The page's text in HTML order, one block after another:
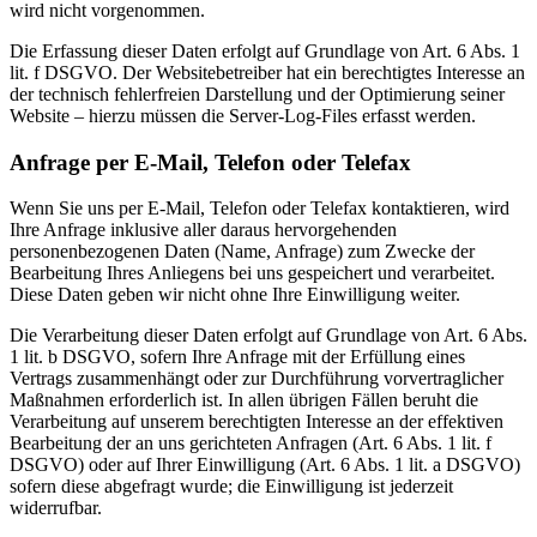
wird nicht vorgenommen.
Die Erfassung dieser Daten erfolgt auf Grundlage von Art. 6 Abs. 1
lit. f DSGVO. Der Websitebetreiber hat ein berechtigtes Interesse an
der technisch fehlerfreien Darstellung und der Optimierung seiner
Website – hierzu müssen die Server-Log-Files erfasst werden.
Anfrage per E-Mail, Telefon oder Telefax
Wenn Sie uns per E-Mail, Telefon oder Telefax kontaktieren, wird
Ihre Anfrage inklusive aller daraus hervorgehenden
personenbezogenen Daten (Name, Anfrage) zum Zwecke der
Bearbeitung Ihres Anliegens bei uns gespeichert und verarbeitet.
Diese Daten geben wir nicht ohne Ihre Einwilligung weiter.
Die Verarbeitung dieser Daten erfolgt auf Grundlage von Art. 6 Abs.
1 lit. b DSGVO, sofern Ihre Anfrage mit der Erfüllung eines
Vertrags zusammenhängt oder zur Durchführung vorvertraglicher
Maßnahmen erforderlich ist. In allen übrigen Fällen beruht die
Verarbeitung auf unserem berechtigten Interesse an der effektiven
Bearbeitung der an uns gerichteten Anfragen (Art. 6 Abs. 1 lit. f
DSGVO) oder auf Ihrer Einwilligung (Art. 6 Abs. 1 lit. a DSGVO)
sofern diese abgefragt wurde; die Einwilligung ist jederzeit
widerrufbar.